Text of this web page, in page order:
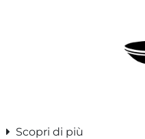
Scopri di più